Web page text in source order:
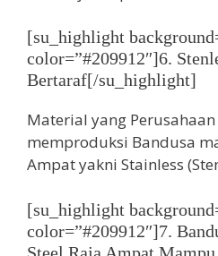
[su_highlight
color=”#209912″]6.
Bertaraf[/su_highlight]
Material yang
memproduksi Bandusa
Ampat yakni Stainless
[su_highlight
color=”#209912″]7.